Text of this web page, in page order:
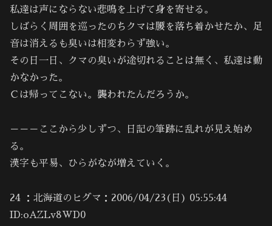
私達は声にならない悲鳴を上げて身を寄せる。
しばらく周囲を巡ったのちクマは腰を落ち着かせたか、足
音は消えるも臭いは相変わらず強い。
その日一日、クマの臭いが途切れることは無く、私達は動
かなかった。
Ｃは帰ってこない。襲われたんだろうか。
－－－ここから少しずつ、日記の筆跡に乱れが見え始め
る。
漢字も平易、ひらがなが増えていく。
24 ：北海道のヒグマ：2006/04/23(日) 05:55:44
ID:oAZLv8WD0